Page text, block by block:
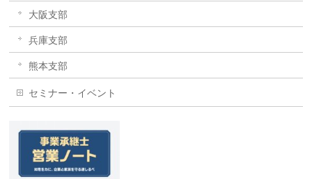
大阪支部
兵庫支部
熊本支部
セミナー・イベント